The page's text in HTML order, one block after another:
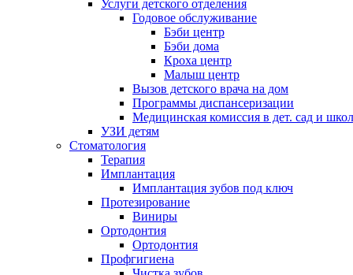
Услуги детского отделения
Годовое обслуживание
Бэби центр
Бэби дома
Кроха центр
Малыш центр
Вызов детского врача на дом
Программы диспансеризации
Медицинская комиссия в дет. сад и
УЗИ детям
Стоматология
Терапия
Имплантация
Имплантация зубов под ключ
Протезирование
Виниры
Ортодонтия
Ортодонтия
Профгигиена